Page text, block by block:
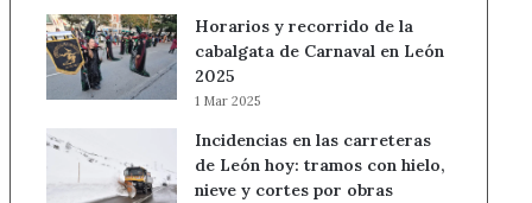
Horarios y recorrido de la
cabalgata de Carnaval en León
2025
1 Mar 2025
Incidencias en las carreteras
de León hoy: tramos con hielo,
nieve y cortes por obras